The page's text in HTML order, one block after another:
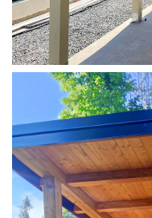
PERGOLA ADOSSATA